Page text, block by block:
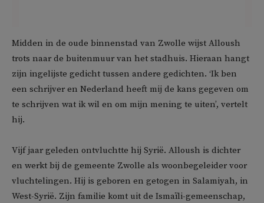
Midden in de oude binnenstad van Zwolle wijst Alloush
trots naar de buitenmuur van het stadhuis. Hieraan hangt
zijn ingelijste gedicht tussen andere gedichten. ‘Ik ben
een schrijver en Nederland heeft mij de kans gegeven om
te schrijven wat ik wil en om mijn mening te uiten’, vertelt
hij.
Vijf jaar geleden ontvluchtte hij Syrië. Alloush is dichter
en werkt bij de gemeente Zwolle als woonbegeleider voor
vluchtelingen. Hij is geboren en getogen in Salamiyah, in
West-Syrië. Zijn familie komt uit de Ismaïli-gemeenschap,